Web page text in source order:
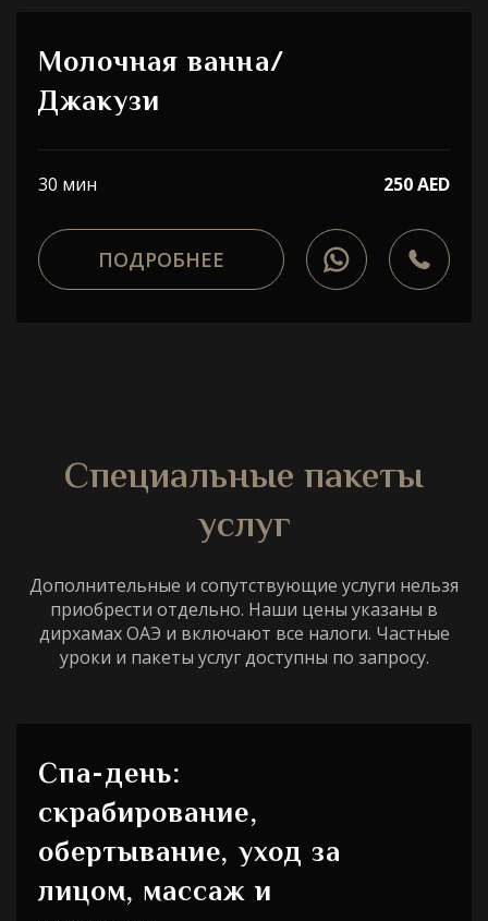
Молочная ванна/
Джакузи
30 мин 250 AED
ПОДРОБНЕЕ
Специальные пакеты
услуг
Дополнительные и сопутствующие услуги нельзя
приобрести отдельно. Наши цены указаны в
дирхамах ОАЭ и включают все налоги. Частные
уроки и пакеты услуг доступны по запросу.
Спа-день:
скрабирование,
обертывание, уход за
лицом, массаж и